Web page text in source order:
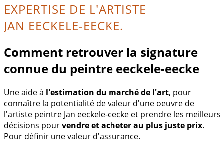
EXPERTISE DE L'ARTISTE
JAN EECKELE-EECKE.
Comment retrouver la signature
connue du peintre eeckele-eecke
Une aide à l'estimation du marché de l'art, pour
connaître la potentialité de valeur d'une oeuvre de
l'artiste peintre Jan eeckele-eecke et prendre les meilleurs
décisions pourvendre et acheter au plus juste prix.
Pour définir une valeur d'assurance.